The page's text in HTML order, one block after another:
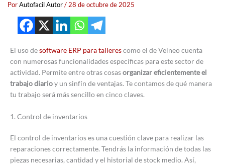
PorAutofacil Autor/ 28 de octubre de 2025
El uso desoftware ERP para tallerescomo el de Velneo cuenta
con numerosas funcionalidades específicas para este sector de
actividad. Permite entre otras cosasorganizar eficientemente el
trabajo diarioy un sinfín de ventajas. Te contamos de qué manera
tu trabajo será más sencillo en cinco claves.
1. Control de inventarios
El control de inventarios es una cuestión clave para realizar las
reparaciones correctamente. Tendrás la información de todas las
piezas necesarias, cantidad y el historial de stock medio. Así,